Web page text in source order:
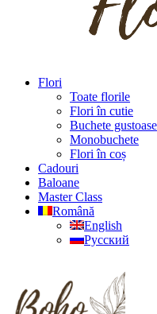
Flori
Toate florile
Flori în cutie
Buchete gustoase
Monobuchete
Flori în coș
Cadouri
Baloane
Master Class
Română
English
Русский